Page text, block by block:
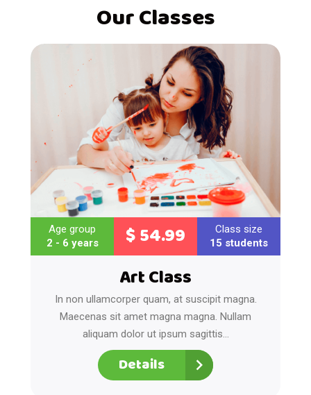
Our Classes
Age group
2 - 6 years
$ 54.99
Class size
15 students
Art Class
In non ullamcorper quam, at suscipit magna.
Maecenas sit amet magna magna. Nullam
aliquam dolor ut ipsum sagittis...
Details